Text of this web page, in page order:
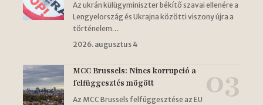
Az ukrán külügyminiszter békítő szavai ellenére a
Lengyelország és Ukrajna közötti viszony újra a
történelem…
2026. augusztus 4
MCC Brussels: Nincs korrupció a
felfüggesztés mögött
Az MCC Brussels felfüggesztése az EU